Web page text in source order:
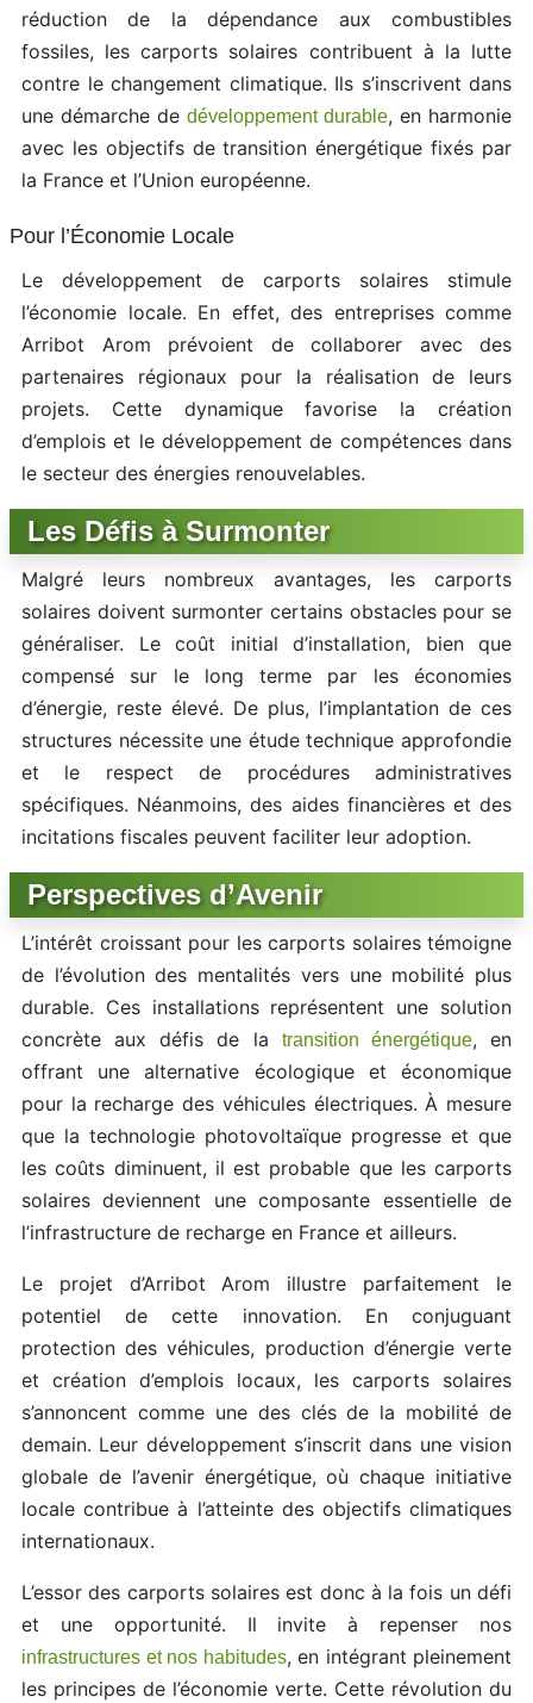
réduction de la dépendance aux combustibles
fossiles, les carports solaires contribuent à la lutte
contre le changement climatique. Ils s’inscrivent dans
une démarche de développement durable, en harmonie
avec les objectifs de transition énergétique fixés par
la France et l’Union européenne.
Pour l’Économie Locale
Le développement de carports solaires stimule
l’économie locale. En effet, des entreprises comme
Arribot Arom prévoient de collaborer avec des
partenaires régionaux pour la réalisation de leurs
projets. Cette dynamique favorise la création
d’emplois et le développement de compétences dans
le secteur des énergies renouvelables.
Les Défis à Surmonter
Malgré leurs nombreux avantages, les carports
solaires doivent surmonter certains obstacles pour se
généraliser. Le coût initial d’installation, bien que
compensé sur le long terme par les économies
d’énergie, reste élevé. De plus, l’implantation de ces
structures nécessite une étude technique approfondie
et le respect de procédures administratives
spécifiques. Néanmoins, des aides financières et des
incitations fiscales peuvent faciliter leur adoption.
Perspectives d’Avenir
L’intérêt croissant pour les carports solaires témoigne
de l’évolution des mentalités vers une mobilité plus
durable. Ces installations représentent une solution
concrète aux défis de la
transition énergétique, en
offrant une alternative écologique et économique
pour la recharge des véhicules électriques. À mesure
que la technologie photovoltaïque progresse et que
les coûts diminuent, il est probable que les carports
solaires deviennent une composante essentielle de
l’infrastructure de recharge en France et ailleurs.
Le projet d’Arribot Arom illustre parfaitement le
potentiel de cette innovation. En conjuguant
protection des véhicules, production d’énergie verte
et création d’emplois locaux, les carports solaires
s’annoncent comme une des clés de la mobilité de
demain. Leur développement s’inscrit dans une vision
globale de l’avenir énergétique, où chaque initiative
locale contribue à l’atteinte des objectifs climatiques
internationaux.
L’essor des carports solaires est donc à la fois un défi
et une opportunité. Il invite à repenser nos
infrastructures et nos habitudes, en intégrant pleinement
les principes de l’économie verte. Cette révolution du